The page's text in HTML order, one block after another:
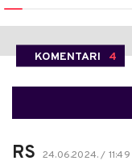
KOMENTARI 4
RS 24.06.2024. / 11:49